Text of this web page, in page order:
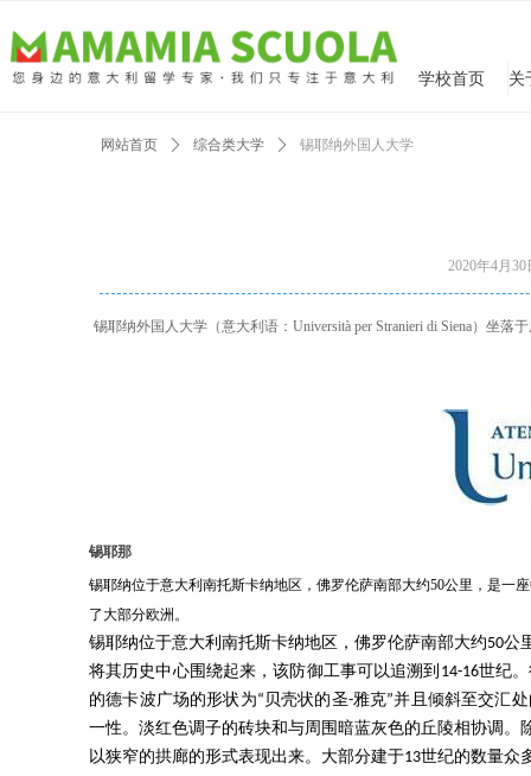
学校首页
网站首页 ꄲ 综合类大学 ꄲ 锡耶纳外国人大学
锡耶那
锡耶纳位于意大利南托斯卡纳地区，佛罗伦萨南部大约50公里，是一
了大部分欧洲。
锡耶纳位于意大利南托斯卡纳地区，佛罗伦萨南部大约50
将其历史中心围绕起来，该防御工事可以追溯到14-16世纪
的德卡波广场的形状为“贝壳状的圣-雅克”并且倾斜至交汇
一性。淡红色调子的砖块和与周围暗蓝灰色的丘陵相协调。
以狭窄的拱廊的形式表现出来。大部分建于13世纪的数量
2020年4月30
锡耶纳外国人大学（意大利语：Università per Stranieri di Siena）坐